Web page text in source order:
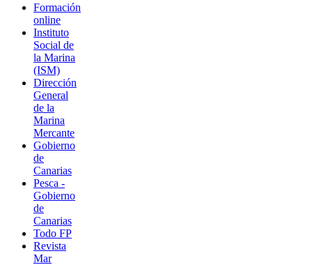
Formación
online
Instituto
Social de
la Marina
(ISM)
Dirección
General
de la
Marina
Mercante
Gobierno
de
Canarias
Pesca -
Gobierno
de
Canarias
Todo FP
Revista
Mar